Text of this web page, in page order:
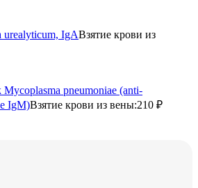
urealyticum, IgAВзятие крови из
pneumoniae (anti-
IgM)Взятие крови из вены:210 ₽